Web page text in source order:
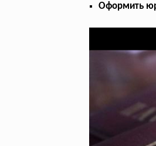
Оформить